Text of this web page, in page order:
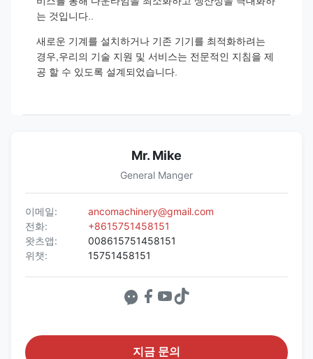
는 것입니다..
새로운 기계를 설치하거나 기존 기기를 최적화하려는
경우,우리의 기술 지원 및 서비스는 전문적인 지침을 제
공 할 수 있도록 설계되었습니다.
Mr. Mike
General Manger
이메일:
ancomachinery@gmail.com
전화:
+8615751458151
왓츠앱:
008615751458151
위챗:
15751458151
지금 문의